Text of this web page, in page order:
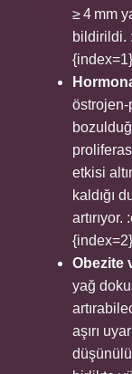
≥ 4 mm
bildirildi.
{index=1}
etkisi
kaldığı
{index=2}
Obezite
yağ
aşırı